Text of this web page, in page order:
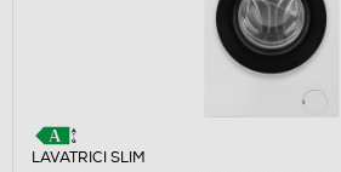
LAVATRICI SLIM